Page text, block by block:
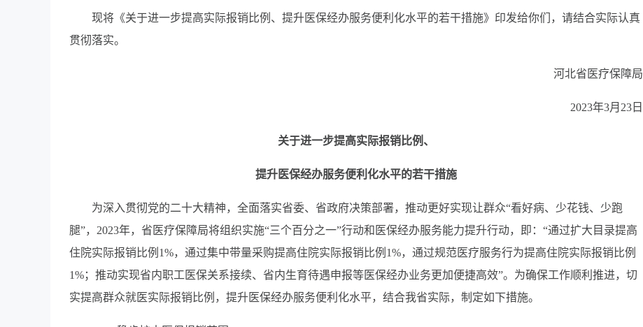
现将《关于进一步提高实际报销比例、提升医保经办服务便利化水平的若干措施》印发给你们，请结合实际认真
贯彻落实。
河北省医疗保障局
2023年3月23日
关于进一步提高实际报销比例、
提升医保经办服务便利化水平的若干措施
为深入贯彻党的二十大精神，全面落实省委、省政府决策部署，推动更好实现让群众“看好病、少花钱、少跑
腿”，2023年，省医疗保障局将组织实施“三个百分之一”行动和医保经办服务能力提升行动，即：“通过扩大目录提高
住院实际报销比例1%，通过集中带量采购提高住院实际报销比例1%，通过规范医疗服务行为提高住院实际报销比例
1%；推动实现省内职工医保关系接续、省内生育待遇申报等医保经办业务更加便捷高效”。为确保工作顺利推进，切
实提高群众就医实际报销比例，提升医保经办服务便利化水平，结合我省实际，制定如下措施。